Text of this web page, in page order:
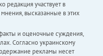
редакция участвует в
мнения, высказанные в этих
и оценочные суждения,
Согласно украинскому
рекламы несет